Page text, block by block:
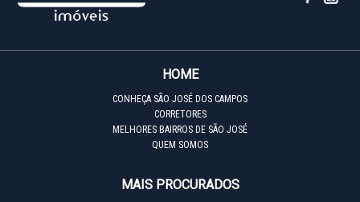
HOME
CONHEÇA SÃO JOSÉ DOS CAMPOS
CORRETORES
MELHORES BAIRROS DE SÃO JOSÉ
QUEM SOMOS
MAIS PROCURADOS